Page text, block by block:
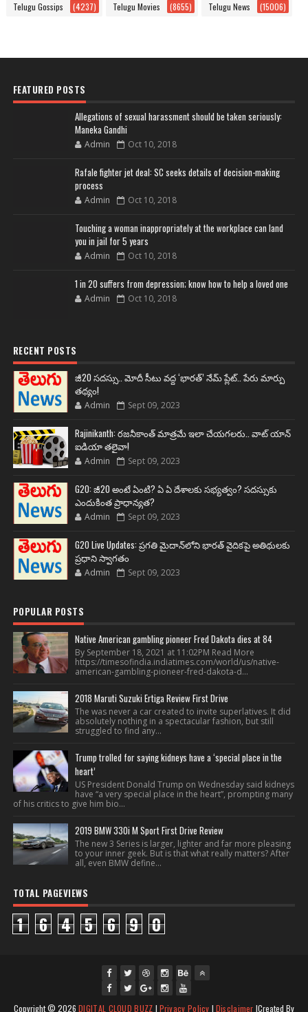
Telugu Gossips (4237) Telugu Movies (8655) Telugu News (15006)
FEATURED POSTS
Allegations of sexual harassment should be taken seriously:
Maneka Gandhi
Admin Oct 10, 2018
Rafale fighter jet deal: SC seeks details of decision-making
process
Admin Oct 10, 2018
Touching a woman inappropriately at the workplace can land
you in jail for 5 years
Admin Oct 10, 2018
1 in 20 suffers from depression; know how to help a loved one
Admin Oct 10, 2018
RECENT POSTS
జీ20 సదస్సు.. మోదీ సీటు వద్ద ‘భారత్’ నేమ్ ప్లేట్‌.. పేరు మార్పు
తథ్యం!
Admin Sept 09, 2023
Rajinikanth: రజనీకాంత్ మాత్రమే ఇలా చేయగలరు.. వాట్ యాన్
ఐడియా తలైవా!
Admin Sept 09, 2023
G20: జీ20 అంటే ఏంటి? ఏ ఏ దేశాలకు సభ్యత్వం? సదస్సుకు
ఎందుకింత ప్రాధాన్యత?
Admin Sept 09, 2023
G20 Live Updates: ప్రగతి మైదాన్‌లోని భారత్ వైదికపై అతిథులకు
ప్రధాని స్వాగతం
Admin Sept 09, 2023
POPULAR POSTS
Native American gambling pioneer Fred Dakota dies at 84
By September 18, 2021 at 11:02PM Read More
https://timesofindia.indiatimes.com/world/us/native-
american-gambling-pioneer-fred-dakota-d...
2018 Maruti Suzuki Ertiga Review First Drive
The was never a car created to invite superlatives. It did
absolutely nothing in a spectacular fashion, but still
struggled to find any...
Trump trolled for saying kidneys have a ‘special place in the
heart’
US President Donald Trump on Wednesday said kidneys
have “a very special place in the heart”, prompting many
of his critics to give him bio...
2019 BMW 330i M Sport First Drive Review
The new 3 Series is larger, lighter and far more pleasing
to your inner geek. But is that what really matters? After
all, even BMW define...
TOTAL PAGEVIEWS
1 6 4 5 6 9 0
fac twi
gpl ins
you
Copyright ©2026DIGITAL CLOUD BUZZ | Privacy Policy | Disclaimer |Created By